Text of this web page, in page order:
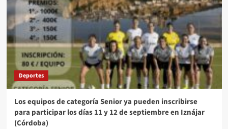
Deportes
Los equipos de categoría Senior ya pueden inscribirse
para participar los días 11 y 12 de septiembre en Iznájar
(Córdoba)